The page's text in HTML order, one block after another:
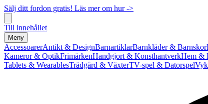
Sälj ditt fordon gratis! Läs mer om hur ->
Till innehållet
Meny
AccessoarerAntikt & DesignBarnartiklarBarnkläder & Barnskor
Kameror & OptikFrimärkenHandgjort & KonsthantverkHem &
Tablets & WearablesTrädgård & VäxterTV-spel & Datorspel